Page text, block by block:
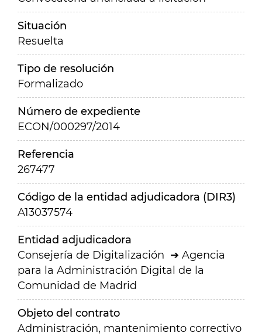
Situación
Resuelta
Tipo de resolución
Formalizado
Número de expediente
ECON/000297/2014
Referencia
267477
Código de la entidad adjudicadora (DIR3)
A13037574
Entidad adjudicadora
Consejería de Digitalización
Agencia
para la Administración Digital de la
Comunidad de Madrid
Objeto del contrato
Administración, mantenimiento correctivo